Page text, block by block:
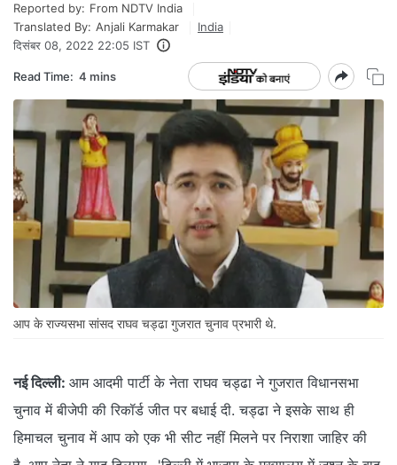
Reported by: From NDTV India
Translated By: Anjali Karmakar
India
दिसंबर 08, 2022 22:05 IST
Read Time: 4 mins
आप के राज्यसभा सांसद राघव चड्ढा गुजरात चुनाव प्रभारी थे.
नई दिल्ली: आम आदमी पार्टी के नेता राघव चड्ढा ने गुजरात विधानसभा
चुनाव में बीजेपी की रिकॉर्ड जीत पर बधाई दी. चड्ढा ने इसके साथ ही
हिमाचल चुनाव में आप को एक भी सीट नहीं मिलने पर निराशा जाहिर की